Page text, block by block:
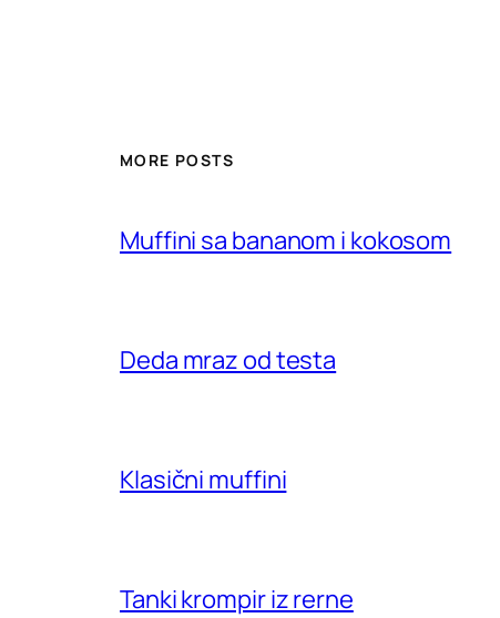
MORE POSTS
Muffini sa bananom i kokosom
Deda mraz od testa
Klasični muffini
Tanki krompir iz rerne